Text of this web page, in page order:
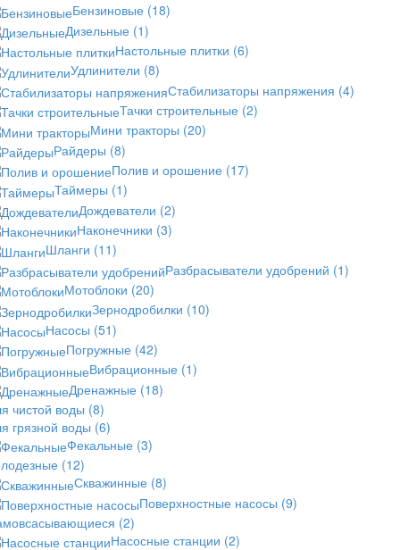
Бензиновые (18)
Дизельные (1)
Настольные плитки (6)
Удлинители (8)
Стабилизаторы напряжения (4)
Тачки строительные (2)
Мини тракторы (20)
Райдеры (8)
Полив и орошение (17)
Таймеры (1)
Дождеватели (2)
Наконечники (3)
Шланги (11)
Разбрасыватели удобрений (1)
Мотоблоки (20)
Зернодробилки (10)
Насосы (51)
Погружные (42)
Вибрационные (1)
Дренажные (18)
чистой воды (8)
грязной воды (6)
Фекальные (3)
(12)
Скважинные (8)
Поверхностные насосы (9)
(2)
Насосные станции (2)